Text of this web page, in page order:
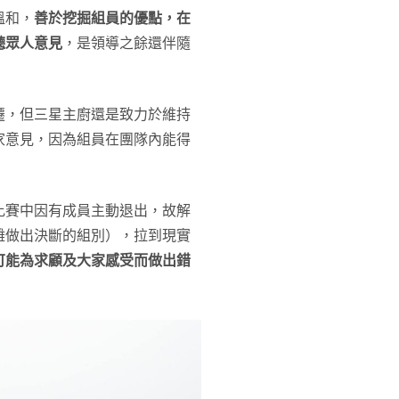
， 善於挖掘組員的優點，在
眾人意見 ，是領導之餘還伴隨
但三星主廚還是致力於維持
見，因為組員在團隊內能得
中因有成員主動退出，故解
出決斷的組別），拉到現實
為求顧及大家感受而做出錯